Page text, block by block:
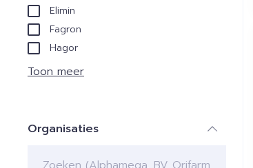
Elimin
Fagron
Hagor
Toon meer
Organisaties